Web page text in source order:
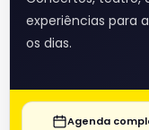
experiências para
os dias.
Agenda